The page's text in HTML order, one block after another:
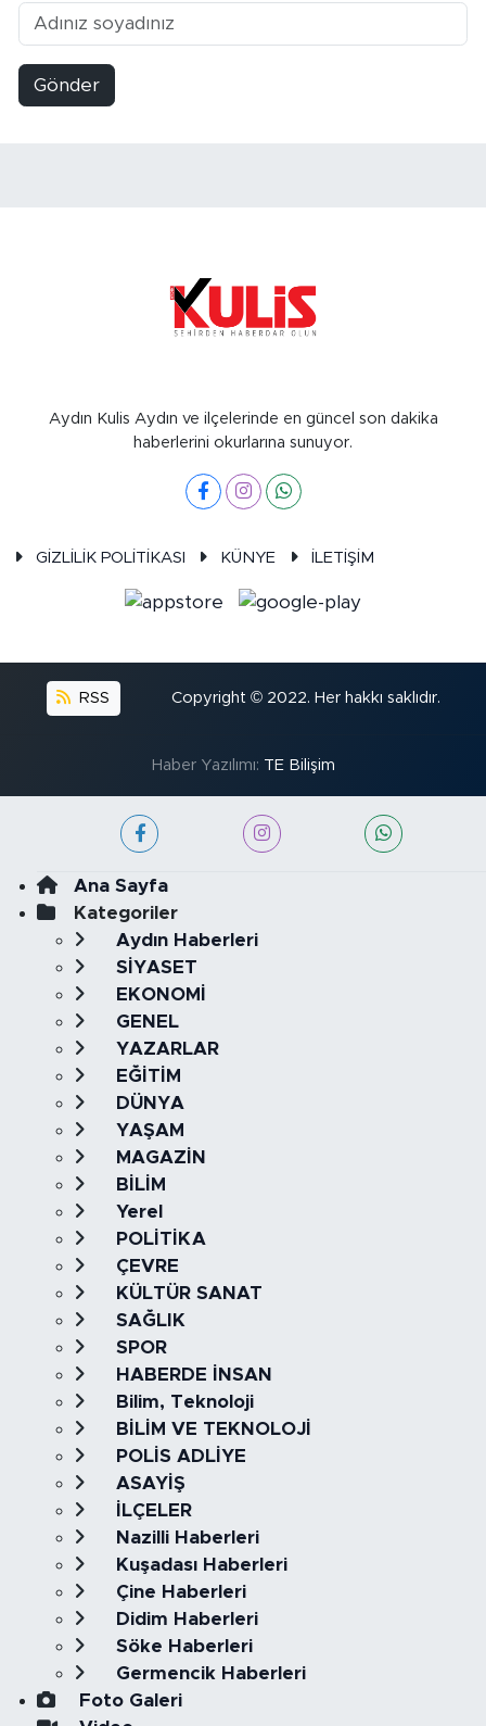
Gönder
Aydın Kulis Aydın ve ilçelerinde en güncel son dakika
haberlerini okurlarına sunuyor.
GİZLİLİK POLİTİKASI KÜNYE İLETİŞİM
RSS Copyright © 2022. Her hakkı saklıdır.
Haber Yazılımı: TE Bilişim
Ana Sayfa
Kategoriler
Aydın Haberleri
SİYASET
EKONOMİ
GENEL
YAZARLAR
EĞİTİM
DÜNYA
YAŞAM
MAGAZİN
BİLİM
Yerel
POLİTİKA
ÇEVRE
KÜLTÜR SANAT
SAĞLIK
SPOR
HABERDE İNSAN
Bilim, Teknoloji
BİLİM VE TEKNOLOJİ
POLİS ADLİYE
ASAYİŞ
İLÇELER
Nazilli Haberleri
Kuşadası Haberleri
Çine Haberleri
Didim Haberleri
Söke Haberleri
Germencik Haberleri
Foto Galeri